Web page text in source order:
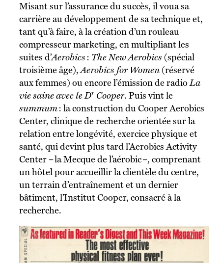
Misant sur l’assurance du succès, il voua sa
carrière au développement de sa technique et,
tant qu’à faire, à la création d’un rouleau
compresseur marketing, en multipliant les
suites d’Aerobics : The New Aerobics (spécial
troisième âge),Aerobics for Women(réservé
aux femmes) ou encore l’émission de radio La
vie saine avec le DrCooper. Puis vint le
summum: la construction du Cooper Aerobics
Center, clinique de recherche orientée sur la
relation entre longévité, exercice physique et
santé, qui devint plus tard l’Aerobics Activity
Center – la Mecque de l’aérobic –, comprenant
un hôtel pour accueillir la clientèle du centre,
un terrain d’entraînement et un dernier
bâtiment, l’Institut Cooper, consacré à la
recherche.